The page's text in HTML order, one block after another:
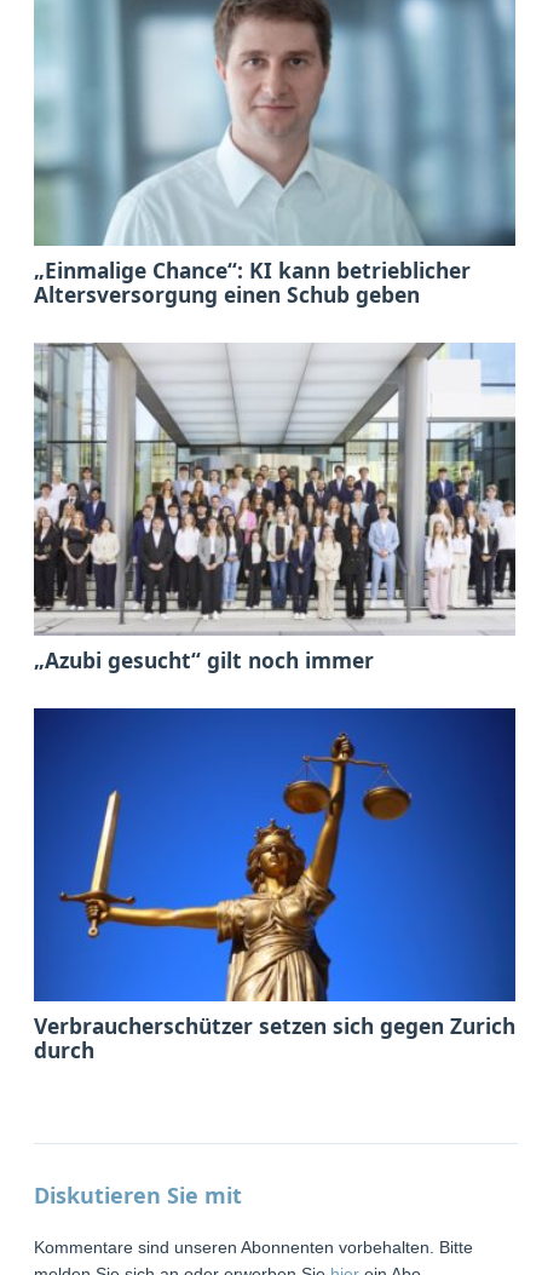
„Einmalige Chance“: KI kann betrieblicher
Altersversorgung einen Schub geben
„Azubi gesucht“ gilt noch immer
Verbraucherschützer setzen sich gegen Zurich
durch
Diskutieren Sie mit
Kommentare sind unseren Abonnenten vorbehalten. Bitte